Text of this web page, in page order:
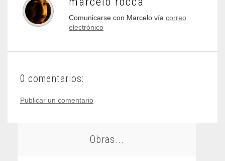
Comunicarse con Marcelo vía correo
electrónico
0 comentarios:
Publicar un comentario
Obras...